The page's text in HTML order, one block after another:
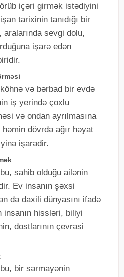
içəri girmək istədiyini
tarixinin tanıdığı bir
aralarında sevgi dolu,
işarə edən
və bərbad bir evdə
iş yerində çoxlu
və ondan ayrılmasına
dövrdə ağır həyat
işarədir.
sahib olduğu ailənin
Ev insanın şəxsi
də daxili dünyasını ifadə
insanın hissləri, biliyi
dostlarının çevrəsi
bir sərmayənin